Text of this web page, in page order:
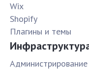
Wix
Shopify
Плагины и темы
Администрирование